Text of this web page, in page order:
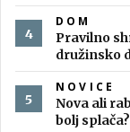
DOM
Pravilno
družinsko
NOVICE
Nova ali
bolj splača?